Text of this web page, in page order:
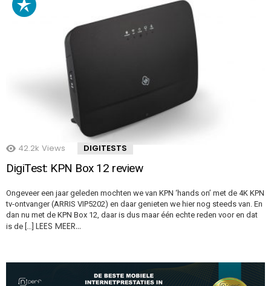
42.2k Views DIGITESTS
DigiTest: KPN Box 12 review
Ongeveer een jaar geleden mochten we van KPN ‘hands on’ met de 4K KPN
tv-ontvanger (ARRIS VIP5202) en daar genieten we hier nog steeds van. En
dan nu met de KPN Box 12, daar is dus maar één echte reden voor en dat
is de […] LEES MEER…